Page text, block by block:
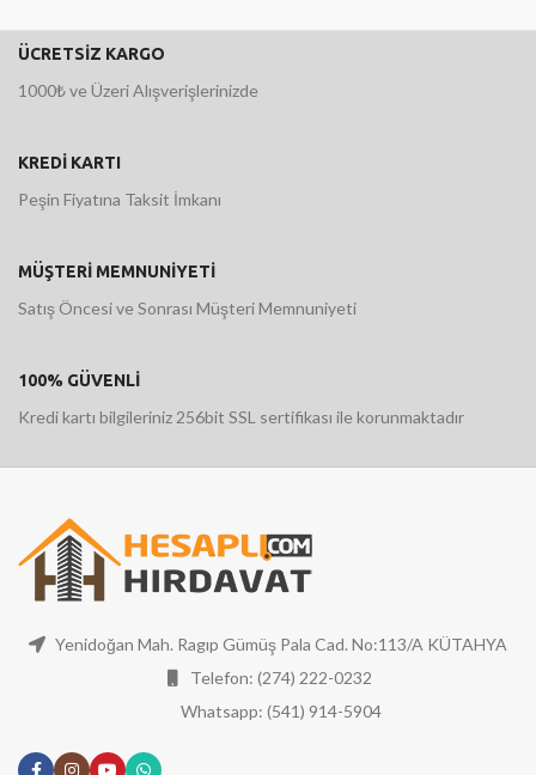
ÜCRETSİZ KARGO
1000₺ ve Üzeri Alışverişlerinizde
KREDİ KARTI
Peşin Fiyatına Taksit İmkanı
MÜŞTERİ MEMNUNİYETİ
Satış Öncesi ve Sonrası Müşteri Memnuniyeti
100% GÜVENLİ
Kredi kartı bilgileriniz 256bit SSL sertifikası ile korunmaktadır
Yenidoğan Mah. Ragıp Gümüş Pala Cad. No:113/A KÜTAHYA
Telefon: (274) 222-0232
Whatsapp: (541) 914-5904